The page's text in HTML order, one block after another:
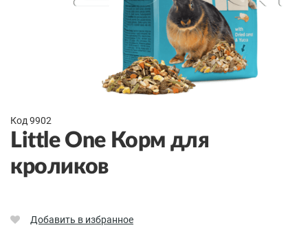
Код 9902
Little One Корм для
кроликов
Добавить в избранное